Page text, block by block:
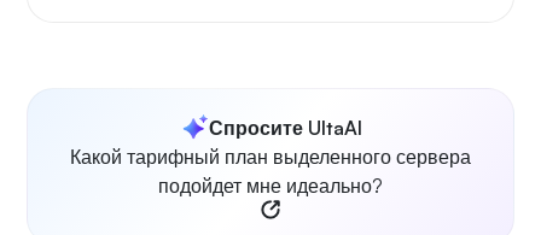
Спросите UltaAI
Какой тарифный план выделенного сервера
подойдет мне идеально?